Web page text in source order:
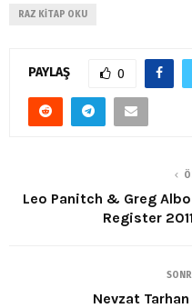
RAZ KITAP OKU
PAYLAŞ 0
Leo Panitch & Greg
Register
Nevzat